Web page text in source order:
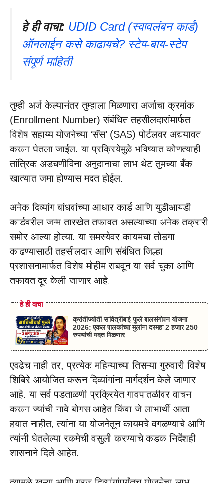
हे ही वाचा: UDID Card (स्वावलंबन कार्ड)
ऑनलाईन कसे काढायचे? स्टेप-बाय-स्टेप
संपूर्ण माहिती
तुम्ही अर्ज केल्यानंतर तुम्हाला मिळणारा अर्जाचा क्रमांक
(Enrollment Number) संबंधित तहसीलदारांमार्फत
विशेष सहाय्य योजनेच्या ‘सॅस’ (SAS) पोर्टलवर अद्ययावत
करून घेतला जाईल. या प्रक्रियेमुळे भविष्यात कोणत्याही
तांत्रिक अडचणीविना अनुदानाचा लाभ थेट तुमच्या बँक
खात्यात जमा होण्यास मदत होईल.
अनेक दिव्यांग बांधवांच्या आधार कार्ड आणि युडीआयडी
कार्डवरील जन्म तारखेत तफावत असल्याच्या अनेक तक्रारी
समोर आल्या होत्या. या समस्येवर कायमचा तोडगा
काढण्यासाठी तहसीलदार आणि संबंधित जिल्हा
प्रशासनामार्फत विशेष मोहीम राबवून या सर्व चुका आणि
तफावत दूर केली जाणार आहे.
हे ही वाचा
क्रांतीज्योती सावित्रीबाई फुले बालसंगोपन योजना
2026: एकल पालकांच्या मुलांना दरमहा 2 हजार 250
रुपयांची मदत मिळणार
एवढेच नाही तर, प्रत्येक महिन्याच्या तिसऱ्या गुरुवारी विशेष
शिबिरे आयोजित करून दिव्यांगांना मार्गदर्शन केले जाणार
आहे. या सर्व पडताळणी प्रक्रियेत गावपातळीवर वाचन
करून ज्यांची नावे बोगस आहेत किंवा जे लाभार्थी आता
हयात नाहीत, त्यांना या योजनेतून कायमचे वगळण्याचे आणि
त्यांनी घेतलेल्या रकमेची वसुली करण्याचे कडक निर्देशही
शासनाने दिले आहेत.